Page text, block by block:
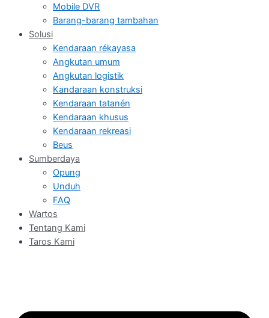
Mobile DVR
Barang-barang tambahan
Solusi
Kendaraan rékayasa
Angkutan umum
Angkutan logistik
Kandaraan konstruksi
Kendaraan tatanén
Kendaraan khusus
Kendaraan rekreasi
Beus
Sumberdaya
Opung
Unduh
FAQ
Wartos
Tentang Kami
Taros Kami